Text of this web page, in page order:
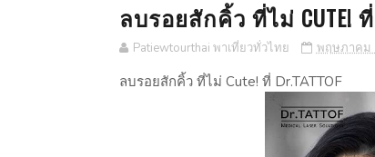
ลบรอยสักคิ้ว ที่ไม่ CUTE! ที่
Patiewtourthai พาเที่ยวทั่วไทย พฤษภาคม
ลบรอยสักคิ้ว ที่ไม่ Cute! ที่ Dr.TATTOF